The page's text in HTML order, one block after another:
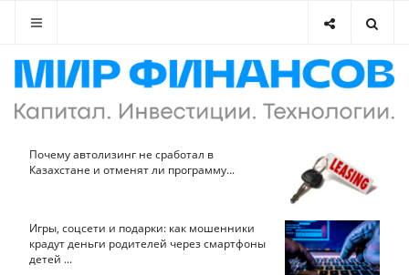
Почему автолизинг не сработал в
Казахстане и отменят ли программу...
Игры, соцсети и подарки: как мошенники
крадут деньги родителей через смартфоны
детей ...